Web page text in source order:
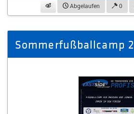
beobachtenAbgelaufen 0